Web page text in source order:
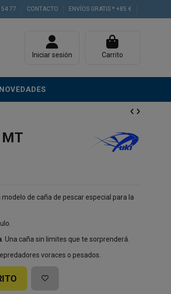
77 CONTACTO ENVÍOS GRATIS * +85 €
Iniciar sesión Carrito
NOVEDADES
de caña de pescar especial para la
. Una caña sin limites que te sorprenderá.
voraces o pesados.